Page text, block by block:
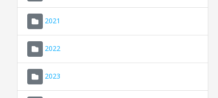
2021
2022
2023